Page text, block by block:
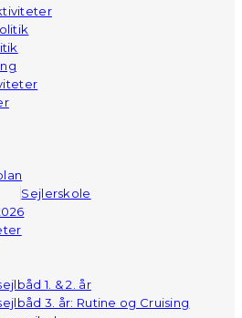
Sejlerskole
1. & 2. år
3. år: Rutine og Cruising